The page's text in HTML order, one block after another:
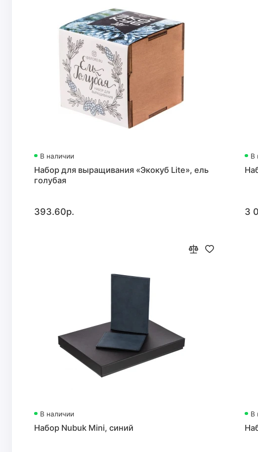
В наличии
Набор для выращивания «Экокуб Lite», ель
голубая
393.60р.
В
3
В наличии
Набор Nubuk Mini, синий
В